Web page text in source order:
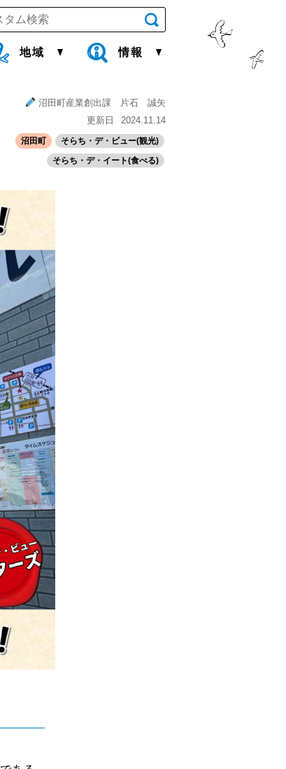
地域 情報
沼田町産業創出課 片石 誠矢
更新日
2024.11.14
沼田町
そらち・デ・ビュー(観光)
そらち・デ・イート(食べる)